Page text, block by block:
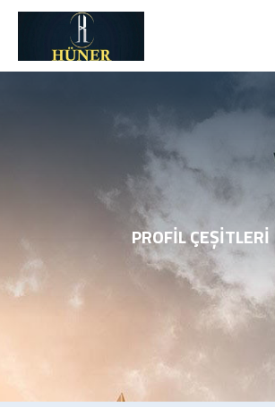
PROFIL ÇEŞITLERI